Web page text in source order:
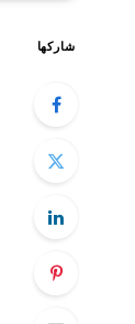
شاركها